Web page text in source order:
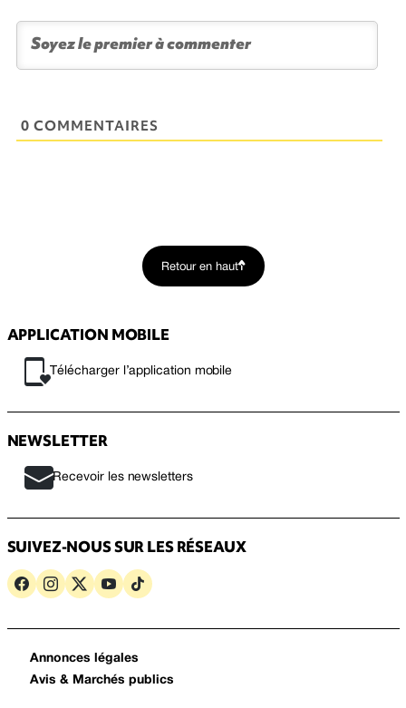
0 COMMENTAIRES
Retour en haut
APPLICATION MOBILE
Télécharger l’application mobile
NEWSLETTER
Recevoir les newsletters
SUIVEZ-NOUS SUR LES RÉSEAUX
Annonces légales
Avis & Marchés publics